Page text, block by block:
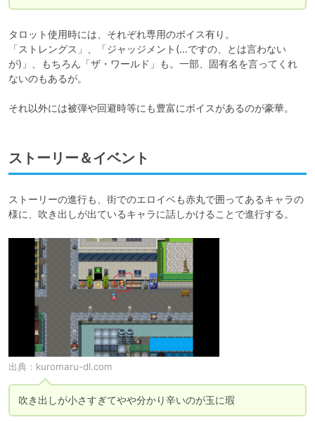
タロット使用時には、それぞれ専用のボイス有り。
「ストレングス」、「ジャッジメント(…ですの、とは言わない
が)」、もちろん「ザ・ワールド」も。一部、固有名を言ってくれ
ないのもあるが。
それ以外には被弾や回避時等にも豊富にボイスがあるのが豪華。
ストーリー＆イベント
ストーリーの進行も、街でのエロイベも赤丸で囲ってあるキャラの
様に、吹き出しが出ているキャラに話しかけることで進行する。
出典： kuromaru-dl.com
吹き出しが小さすぎてやや分かり辛いのが玉に瑕